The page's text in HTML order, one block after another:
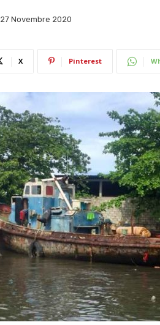
27 Novembre 2020
X Pinterest